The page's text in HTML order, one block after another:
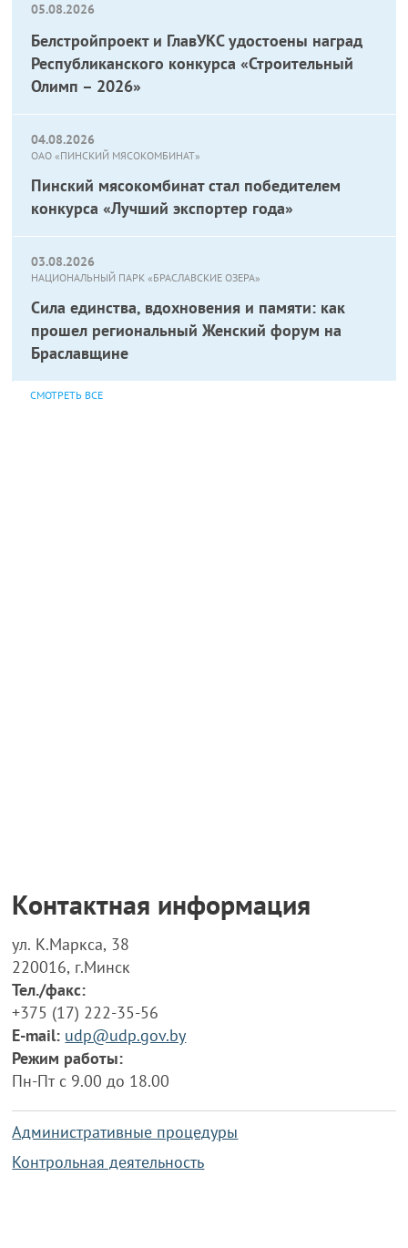
05.08.2026
Белстройпроект и ГлавУКС удостоены наград
Республиканского конкурса «Строительный
Олимп – 2026»
04.08.2026
ОАО «ПИНСКИЙ МЯСОКОМБИНАТ»
Пинский мясокомбинат стал победителем
конкурса «Лучший экспортер года»
03.08.2026
НАЦИОНАЛЬНЫЙ ПАРК «БРАСЛАВСКИЕ ОЗЕРА»
Сила единства, вдохновения и памяти: как
прошел региональный Женский форум на
Браславщине
СМОТРЕТЬ ВСЕ
Контактная информация
ул. К.Маркса, 38
220016, г.Минск
Тел./факс:
+375 (17) 222-35-56
E-mail: udp@udp.gov.by
Режим работы:
Пн-Пт с 9.00 до 18.00
Административные процедуры
Контрольная деятельность